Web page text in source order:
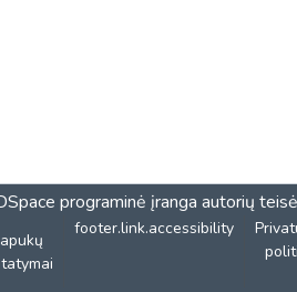
programinė įranga autorių
footer.link.accessibility